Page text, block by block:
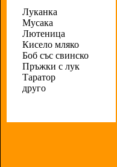
Луканка
Мусака
Лютеница
Кисело мляко
Боб със свинско
Пръжки с лук
Таратор
друго